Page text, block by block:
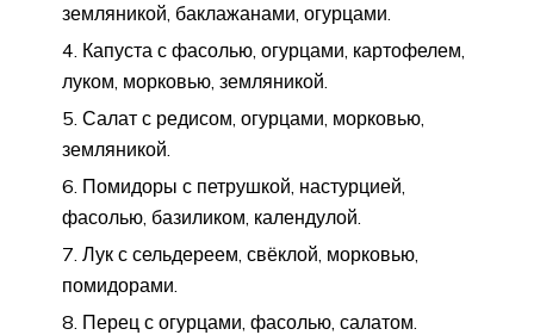
земляникой, баклажанами, огурцами.
Капуста с фасолью, огурцами, картофелем,
луком, морковью, земляникой.
Салат с редисом, огурцами, морковью,
земляникой.
Помидоры с петрушкой, настурцией,
фасолью, базиликом, календулой.
Лук с сельдереем, свёклой, морковью,
помидорами.
Перец с огурцами, фасолью, салатом.